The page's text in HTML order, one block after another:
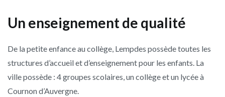
Un enseignement de qualité
De la petite enfance au collège, Lempdes possède toutes les
structures d’accueil et d’enseignement pour les enfants. La
ville possède : 4 groupes scolaires, un collège et un lycée à
Cournon d’Auvergne.